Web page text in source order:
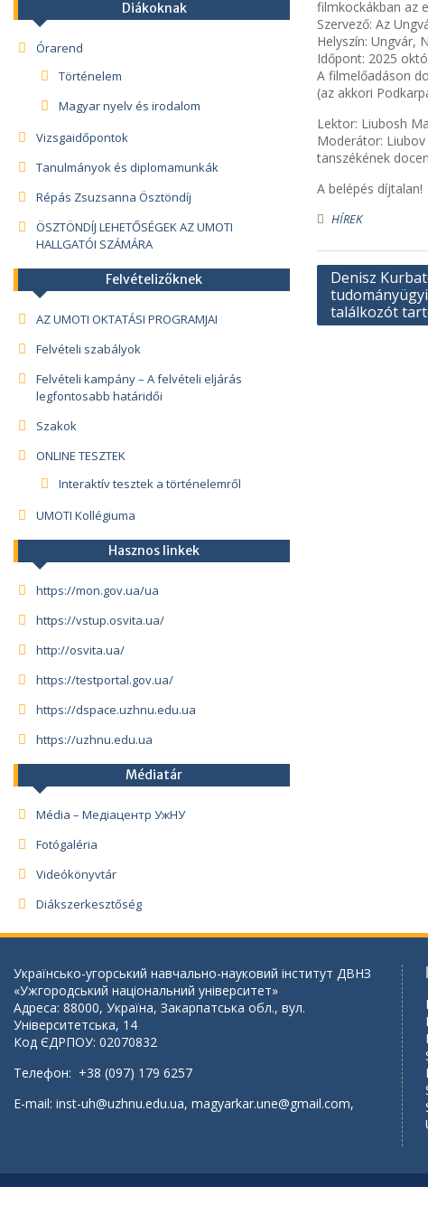
filmkockákban az
Szervező: Az
Helyszín: Ungvár,
Időpont: 2025
A filmelőadáson
(az akkori
Lektor: Liubosh
Moderátor:
tanszékének
A belépés díjtalan!
HÍREK
Bejegyzés
navigáció
Denisz
találkozót
Diákoknak
Órarend
Történelem
Magyar nyelv és irodalom
Vizsgaidőpontok
Tanulmányok és diplomamunkák
Répás Zsuzsanna Ösztöndíj
ÖSZTÖNDÍJ LEHETŐSÉGEK AZ UMOTI
HALLGATÓI SZÁMÁRA
Felvételizőknek
AZ UMOTI OKTATÁSI PROGRAMJAI
Felvételi szabályok
Felvételi kampány – A felvételi eljárás
legfontosabb határidői
Szakok
ONLINE TESZTEK
Interaktív tesztek a történelemről
UMOTI Kollégiuma
Hasznos linkek
https://mon.gov.ua/ua
https://vstup.osvita.ua/
http://osvita.ua/
https://testportal.gov.ua/
https://dspace.uzhnu.edu.ua
https://uzhnu.edu.ua
Médiatár
Média – Медіацентр УжНУ
Fotógaléria
Videókönyvtár
Diákszerkesztőség
Українсько-угорський навчально-науковий інститут ДВНЗ
«Ужгородський національний університет»
Адреса: 88000, Україна, Закарпатська обл., вул.
Університетська, 14
Код ЄДРПОУ: 02070832
Телефон: +38 (097) 179 6257
E-mail: inst-uh@uzhnu.edu.ua, magyarkar.une@gmail.com,